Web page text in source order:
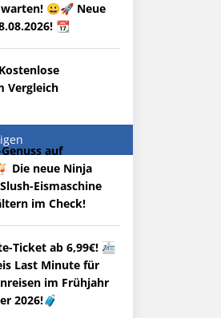
😀🚀 Neue
📆
Vergleich
auf
Die neue Ninja
Eismaschine
im Check!
Ticket ab 6,99€! 🚈
Last Minute für
im Frühjahr
2026!🧳